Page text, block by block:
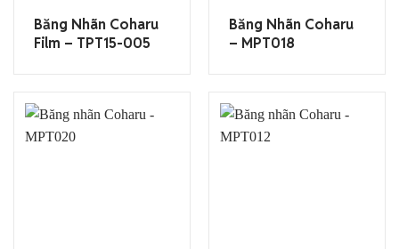
Băng Nhãn Coharu
Film – TPT15-005
Băng Nhãn Coharu
– MPT018